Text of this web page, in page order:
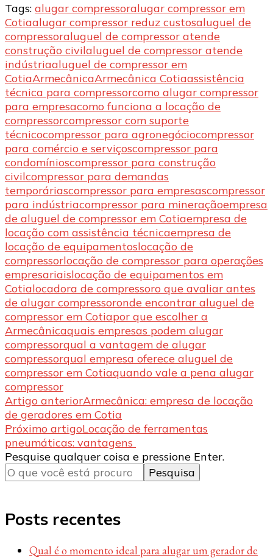
Tags: alugar compressoralugar compressor em
Cotiaalugar compressor reduz custosaluguel de
compressoraluguel de compressor atende
construção civilaluguel de compressor atende
indústriaaluguel de compressor em
CotiaArmecânicaArmecânica Cotiaassistência
técnica para compressorcomo alugar compressor
para empresacomo funciona a locação de
compressorcompressor com suporte
técnicocompressor para agronegóciocompressor
para comércio e serviçoscompressor para
condomínioscompressor para construção
civilcompressor para demandas
temporáriascompressor para empresascompressor
para indústriacompressor para mineraçãoempresa
de aluguel de compressor em Cotiaempresa de
locação com assistência técnicaempresa de
locação de equipamentoslocação de
compressorlocação de compressor para operações
empresariaislocação de equipamentos em
Cotialocadora de compressoro que avaliar antes
de alugar compressoronde encontrar aluguel de
compressor em Cotiapor que escolher a
Armecânicaquais empresas podem alugar
compressorqual a vantagem de alugar
compressorqual empresa oferece aluguel de
compressor em Cotiaquando vale a pena alugar
compressor
Navegação
de
post
Artigo anteriorArmecânica: empresa de locação
de geradores em Cotia
Próximo artigoLocação de ferramentas
pneumáticas: vantagens
Procurando
algo?
Pesquise qualquer coisa e pressione Enter.
Posts recentes
Qual é o momento ideal para alugar um gerador de